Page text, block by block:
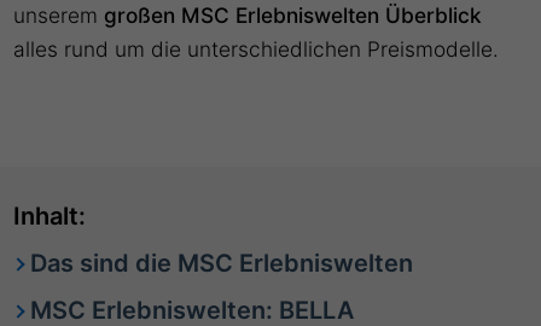
unserem großen MSC Erlebniswelten Überblick
alles rund um die unterschiedlichen Preismodelle.
Inhalt:
Das sind die MSC Erlebniswelten
MSC Erlebniswelten: BELLA